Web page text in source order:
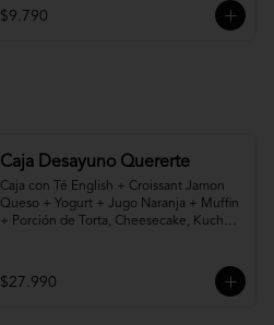
$9.790
Caja Desayuno Quererte
Caja con Té English + Croissant Jamon
Queso + Yogurt + Jugo Naranja + Muffin
+ Porción de Torta, Cheesecake, Kuchen
$27.990